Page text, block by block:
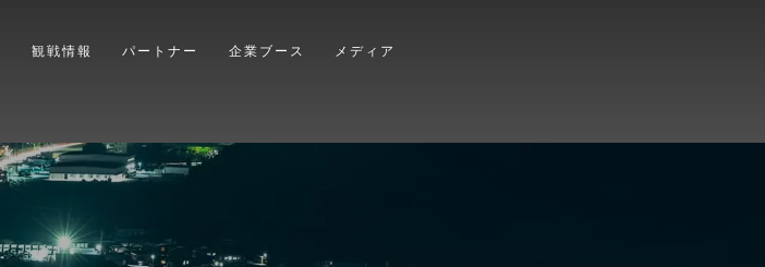
観戦情報 パートナー 企業ブース メディア